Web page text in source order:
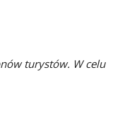
turystów. W celu